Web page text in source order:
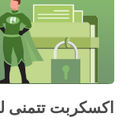
الموارد
تسجيل الدخول
اكسكربت تتمنى